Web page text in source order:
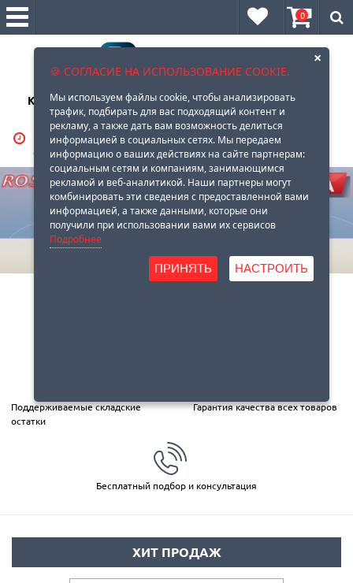
0
Клеи, герметики, очистители, масла, смазки оптом и в
розницу
ВРЕМЯ РАБОТЫ:
С 10-00 до 18-00
8 (929)569-88-96
Поддерживаемые складские
остатки
Гарантия качества всех товаров
Бесплатный подбор и консультация
ХИТ ПРОДАЖ
×
🍪 СОГЛАСИЕ НА ИСПОЛЬЗОВАНИЕ COOKIE.
Мы используем файлы cookie, чтобы анализировать
трафик, подбирать для вас подходящий контент и
рекламу, а также дать вам возможность делиться
информацией в социальных сетях. Мы передаем
информацию о ваших действиях на сайте партнерам:
социальным сетям и компаниям, занимающимся
рекламой и веб-аналитикой. Наши партнеры могут
комбинировать эти сведения с предоставленной вами
информацией, а также данными, которые они
получили при использовании вами их сервисов
Подробнее
ПРИНЯТЬ НАСТРОИТЬ